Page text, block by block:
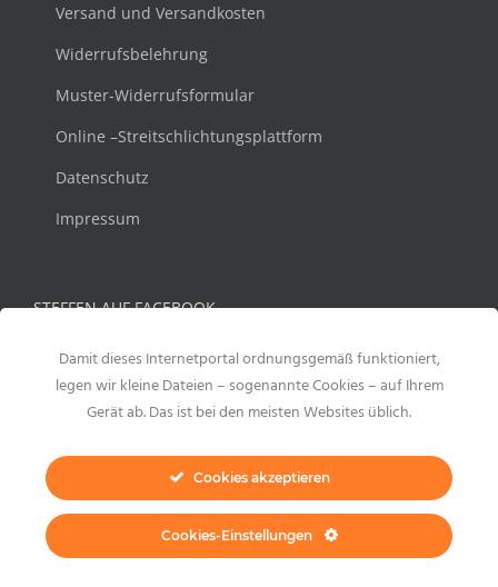
Versand und Versandkosten
Widerrufsbelehrung
Muster-Widerrufsformular
Online –Streitschlichtungsplattform
Datenschutz
Impressum
STEFFEN AUF FACEBOOK
Damit dieses Internetportal ordnungsgemäß funktioniert,
legen wir kleine Dateien – sogenannte Cookies – auf Ihrem
Gerät ab. Das ist bei den meisten Websites üblich.
Cookies akzeptieren
Cookies-Einstellungen